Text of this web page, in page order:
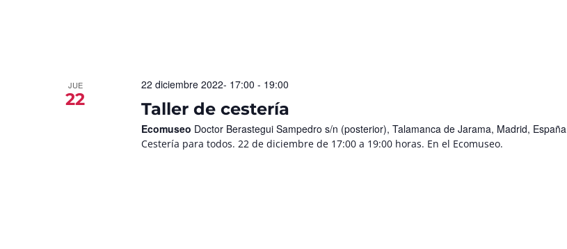
JUE
22 Taller de cestería
22 diciembre 2022- 17:00 - 19:00
Ecomuseo Doctor Berastegui Sampedro s/n (posterior), Talamanca de Jarama, Madrid, España
Cestería para todos. 22 de diciembre de 17:00 a 19:00 horas. En el Ecomuseo.